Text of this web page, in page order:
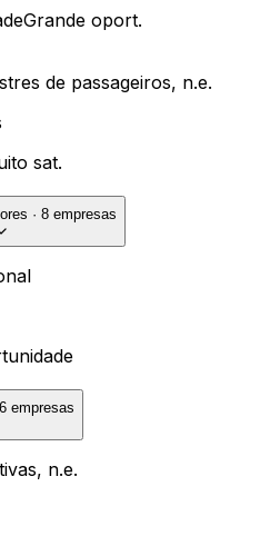
Grande oport.
de passageiros, n.e.
sat.
· 8 empresas
6 empresas
n.e.